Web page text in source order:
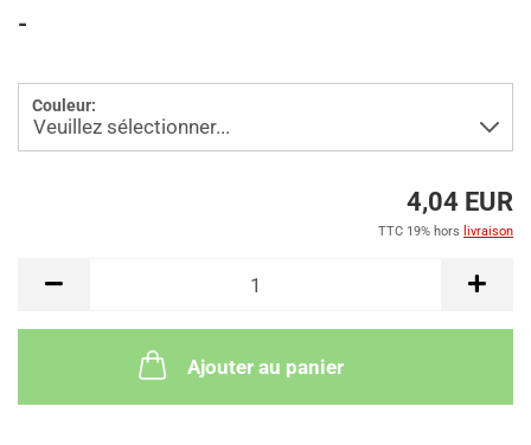
-
Couleur:
4,04 EUR
TTC 19% hors livraison
Ajouter au panier